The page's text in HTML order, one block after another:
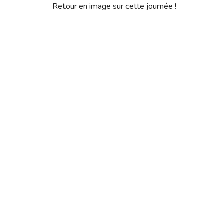
Retour en image sur cette journée !